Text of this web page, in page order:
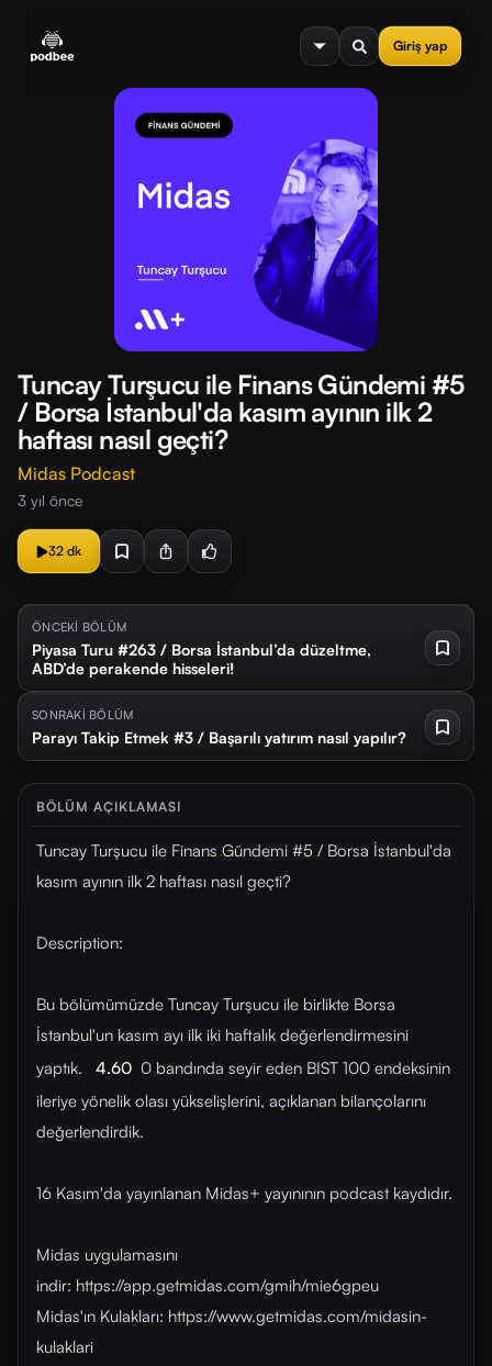
Giriş yap
menu
Tuncay Turşucu ile Finans Gündemi #5
/ Borsa İstanbul'da kasım ayının ilk 2
haftası nasıl geçti?
Midas Podcast
3 yıl önce
32 dk
ÖNCEKİ BÖLÜM
Piyasa Turu #263 / Borsa İstanbul’da düzeltme,
ABD’de perakende hisseleri!
SONRAKİ BÖLÜM
Parayı Takip Etmek #3 / Başarılı yatırım nasıl yapılır?
BÖLÜM AÇIKLAMASI
Tuncay Turşucu ile Finans Gündemi #5 / Borsa İstanbul'da
kasım ayının ilk 2 haftası nasıl geçti?
Description:
Bu bölümümüzde Tuncay Turşucu ile birlikte Borsa
İstanbul'un kasım ayı ilk iki haftalık değerlendirmesini
yaptık.
4.60 0 bandında seyir eden BIST 100 endeksinin
ileriye yönelik olası yükselişlerini, açıklanan bilançolarını
değerlendirdik.
16 Kasım'da yayınlanan Midas+ yayınının podcast kaydıdır.
Midas uygulamasını
indir: https://app.getmidas.com/gmih/mie6gpeu
Midas'ın Kulakları: https://www.getmidas.com/midasin-
kulaklari